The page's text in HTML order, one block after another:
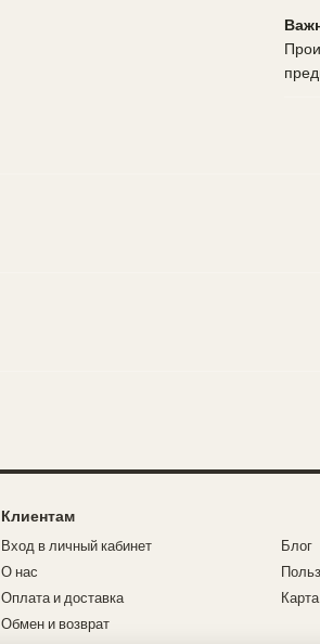
Клиентам
Вход в личный кабинет
О нас
Оплата и доставка
Обмен и возврат
Блог